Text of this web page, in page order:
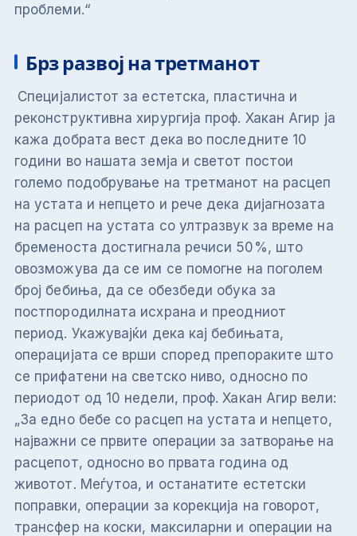
проблеми.“
Брз развој на третманот
Специјалистот за естетска, пластична и
реконструктивна хирургија проф. Хакан Агир ја
кажа добрата вест дека во последните 10
години во нашата земја и светот постои
големо подобрување на третманот на расцеп
на устата и непцето и рече дека дијагнозата
на расцеп на устата со ултразвук за време на
бременоста достигнала речиси 50%, што
овозможува да се им се помогне на поголем
број бебиња, да се обезбеди обука за
постпородилната исхрана и преодниот
период. Укажувајќи дека кај бебињата,
операцијата се врши според препораките што
се прифатени на светско ниво, односно по
периодот од 10 недели, проф. Хакан Агир вели:
„За едно бебе со расцеп на устата и непцето,
најважни се првите операции за затворање на
расцепот, односно во првата година од
животот. Меѓутоа, и останатите естетски
поправки, операции за корекција на говорот,
трансфер на коски, максиларни и операции на